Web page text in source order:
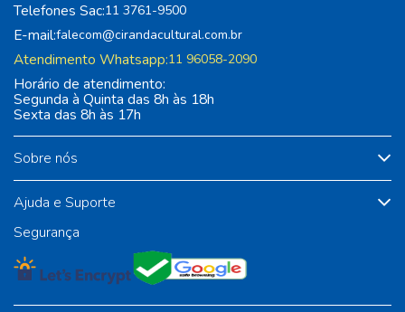
Sobre nós
Ajuda e Suporte
Telefones Sac:11 3761-9500
E-mail:falecom@cirandacultural.com.br
Atendimento Whatsapp:11 96058-2090
Horário de atendimento:
Segunda à Quinta das 8h às 18h
Sexta das 8h às 17h
Segurança